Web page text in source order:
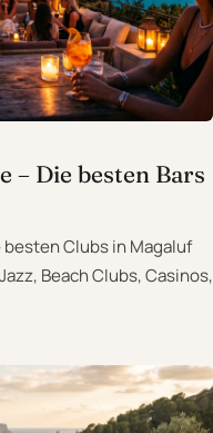
– Die besten Bars
Clubs in Magaluf
Beach Clubs, Casinos,